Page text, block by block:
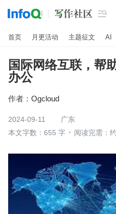

首页 月更活动 主题征文 AI
国际网络互联，帮
办公
作者： Ogcloud
2024-09-11
广东
本文字数：655 字
阅读完需：